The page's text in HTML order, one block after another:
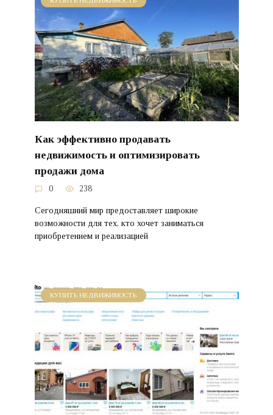
Как эффективно продавать
недвижимость и оптимизировать
продажи дома
0 238
Сегодняшний мир предоставляет широкие
возможности для тех, кто хочет заниматься
приобретением и реализацией
КУПИТЬ НЕДВИЖИМОСТЬ